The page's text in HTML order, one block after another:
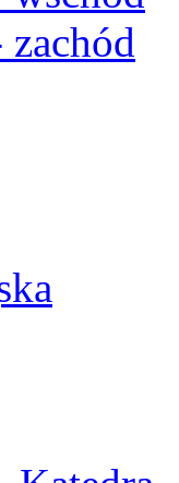
zachód